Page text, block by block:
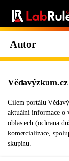
Autor
Vědavýzkum.cz
Cílem portálu
aktuální informace o
oblastech (ochrana
komercializace,
skupinu.